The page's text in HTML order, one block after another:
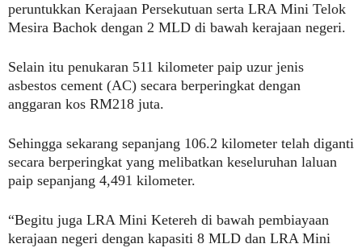
peruntukkan Kerajaan Persekutuan serta LRA Mini Telok
Mesira Bachok dengan 2 MLD di bawah kerajaan negeri.
Selain itu penukaran 511 kilometer paip uzur jenis
asbestos cement (AC) secara berperingkat dengan
anggaran kos RM218 juta.
Sehingga sekarang sepanjang 106.2 kilometer telah diganti
secara berperingkat yang melibatkan keseluruhan laluan
paip sepanjang 4,491 kilometer.
“Begitu juga LRA Mini Ketereh di bawah pembiayaan
kerajaan negeri dengan kapasiti 8 MLD dan LRA Mini